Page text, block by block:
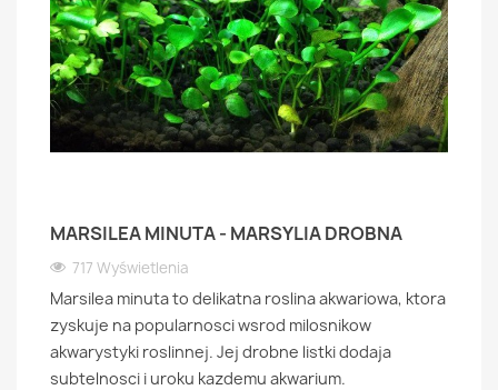
MARSILEA MINUTA - MARSYLIA DROBNA
717 Wyświetlenia
Marsilea minuta to delikatna roslina akwariowa, ktora
zyskuje na popularnosci wsrod milosnikow
akwarystyki roslinnej. Jej drobne listki dodaja
subtelnosci i uroku kazdemu akwarium.